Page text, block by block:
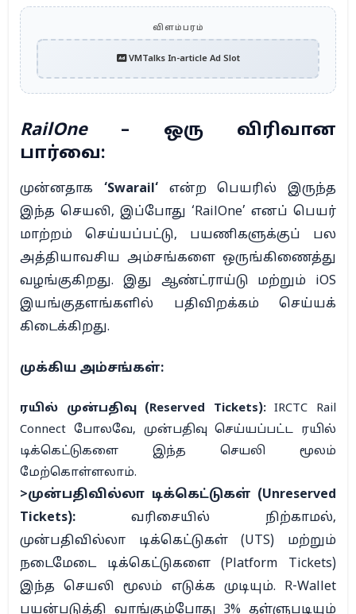
விளம்பரம்
VMTalks In-article Ad Slot
RailOne– ஒரு விரிவான
பார்வை:
முன்னதாக ‘Swarail‘என்ற பெயரில் இருந்த
இந்த செயலி, இப்போது ‘RailOne’ எனப் பெயர்
மாற்றம் செய்யப்பட்டு, பயணிகளுக்குப் பல
அத்தியாவசிய அம்சங்களை ஒருங்கிணைத்து
வழங்குகிறது.
இது ஆண்ட்ராய்டு மற்றும் iOS
இயங்குதளங்களில் பதிவிறக்கம் செய்யக்
கிடைக்கிறது.
முக்கிய அம்சங்கள்:
ரயில் முன்பதிவு (Reserved Tickets):IRCTC Rail
Connect போலவே, முன்பதிவு செய்யப்பட்ட ரயில்
டிக்கெட்டுகளை இந்த செயலி மூலம்
மேற்கொள்ளலாம்.
>முன்பதிவில்லா டிக்கெட்டுகள் (Unreserved
Tickets): வரிசையில் நிற்காமல்,
முன்பதிவில்லா டிக்கெட்டுகள் (UTS) மற்றும்
நடைமேடை டிக்கெட்டுகளை (Platform Tickets)
இந்த செயலி மூலம் எடுக்க முடியும். R-Wallet
பயன்படுத்தி வாங்கும்போது 3% தள்ளுபடியும்